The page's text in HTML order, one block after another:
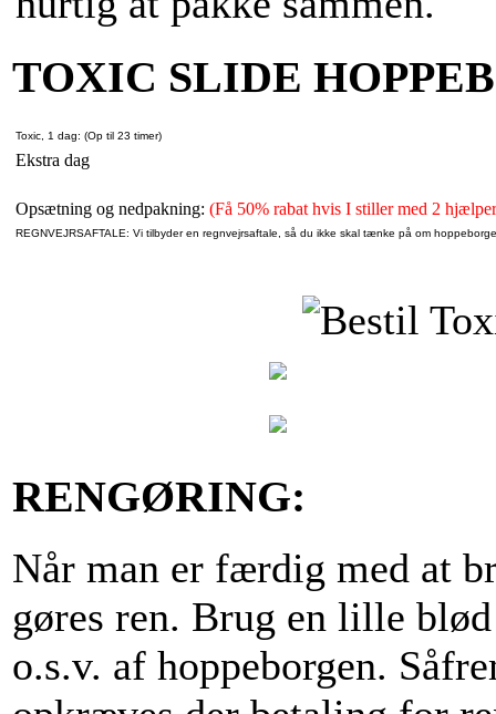
TOXIC SLIDE
Toxic, 1 dag: (Op til 23 timer)
Ekstra dag
Opsætning og nedpakning: (Få 50% rabat hvis I stiller med 2
REGNVEJRSAFTALE: Vi tilbyder en regnvejrsaftale, så du ikke skal tænke på om
RENGØRING:
Når man er færdig med at
gøres ren. Brug en lille
o.s.v. af hoppeborgen.